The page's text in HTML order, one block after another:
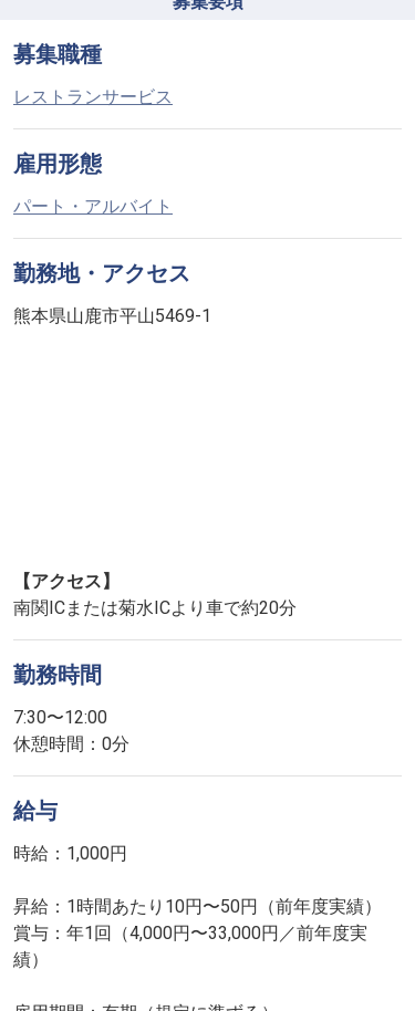
募集職種
レストランサービス
雇用形態
パート・アルバイト
勤務地・アクセス
熊本県山鹿市平山5469-1
【アクセス】
南関ICまたは菊水ICより車で約20分
勤務時間
7:30〜12:00
休憩時間：0分
給与
時給：1,000円
昇給：1時間あたり10円〜50円（前年度実績）
賞与：年1回（4,000円〜33,000円／前年度実
績）